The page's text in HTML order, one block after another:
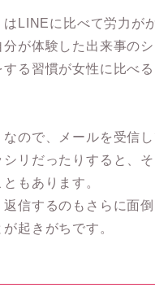
はLINEに比べて労力が
が体験した出来事のシ
る習慣が女性に比べ
ので、メールを受信
リだったりすると、
もあります。
信するのもさらに面
起きがちです。